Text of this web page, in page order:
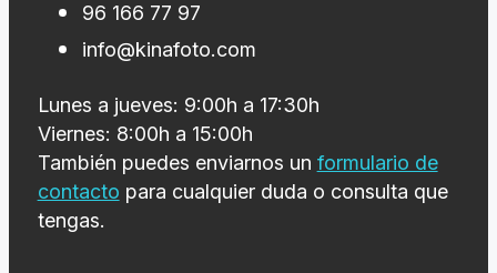
96 166 77 97
info@kinafoto.com
Lunes a jueves: 9:00h a 17:30h
Viernes: 8:00h a 15:00h
También puedes enviarnos un formulario de
contacto para cualquier duda o consulta que
tengas.